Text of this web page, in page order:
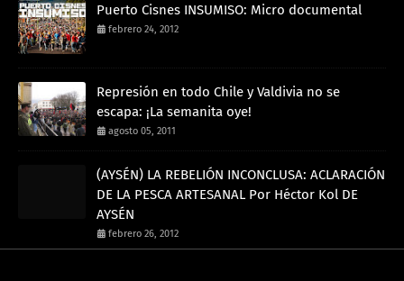
Puerto Cisnes INSUMISO: Micro documental
febrero 24, 2012
Represión en todo Chile y Valdivia no se
escapa: ¡La semanita oye!
agosto 05, 2011
(AYSÉN) LA REBELIÓN INCONCLUSA: ACLARACIÓN
DE LA PESCA ARTESANAL Por Héctor Kol DE
AYSÉN
febrero 26, 2012